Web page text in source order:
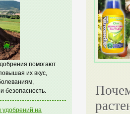
помогают
их вкус,
безопасность.
на